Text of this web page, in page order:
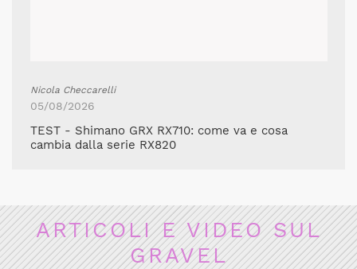
Nicola Checcarelli
05/08/2026
TEST - Shimano GRX RX710: come va e cosa
cambia dalla serie RX820
ARTICOLI E VIDEO SUL
GRAVEL